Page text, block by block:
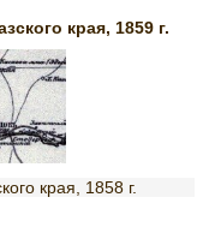
края, 1859 г.
края, 1858 г.